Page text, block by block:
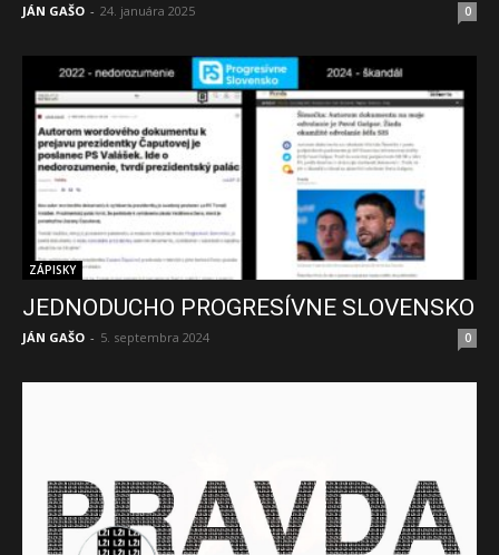
JÁN GAŠO - 24. januára 2025 0
ZÁPISKY
JEDNODUCHO PROGRESÍVNE SLOVENSKO
JÁN GAŠO - 5. septembra 2024 0